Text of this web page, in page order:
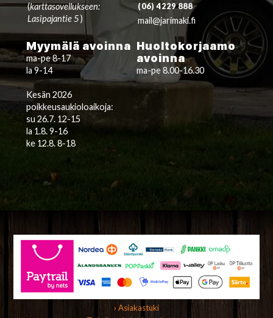
(karttasovellukseen:
Lasipajantie 5)
(06) 4229 888
mail@jarimaki.fi
Myymälä avoinna
ma-pe 8-17
la 9-14
Kesän 2026
poikkeusaukioloaikoja:
su 26.7. 12-15
la 1.8. 9-16
ke 12.8. 8-18
Huoltokorjaamo
avoinna
ma-pe 8.00-16.30
› Asiakastuki